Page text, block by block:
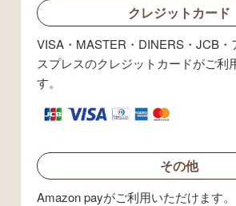
クレジットカード
VISA・MASTER・DINERS・JCB・
スプレスのクレジットカードがご利
す。
その他
Amazon payがご利用いただけます。